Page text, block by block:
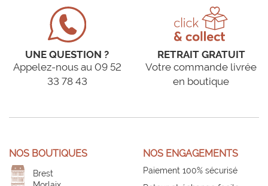
UNE QUESTION ?
Appelez-nous au 09 52
33 78 43
RETRAIT GRATUIT
Votre commande livrée
en boutique
NOS BOUTIQUES
Brest
NOS ENGAGEMENTS
Paiement 100% sécurisé